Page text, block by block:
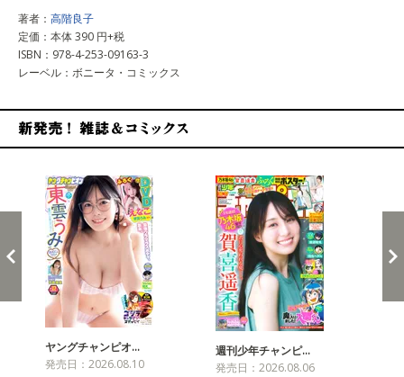
著者： 高階良子
定価：本体 390 円+税
ISBN：978-4-253-09163-3
レーベル：ボニータ・コミックス
ヤングチャンピオ…
発売日：2026.08.10
週刊少年チャンピ…
発売日：2026.08.06